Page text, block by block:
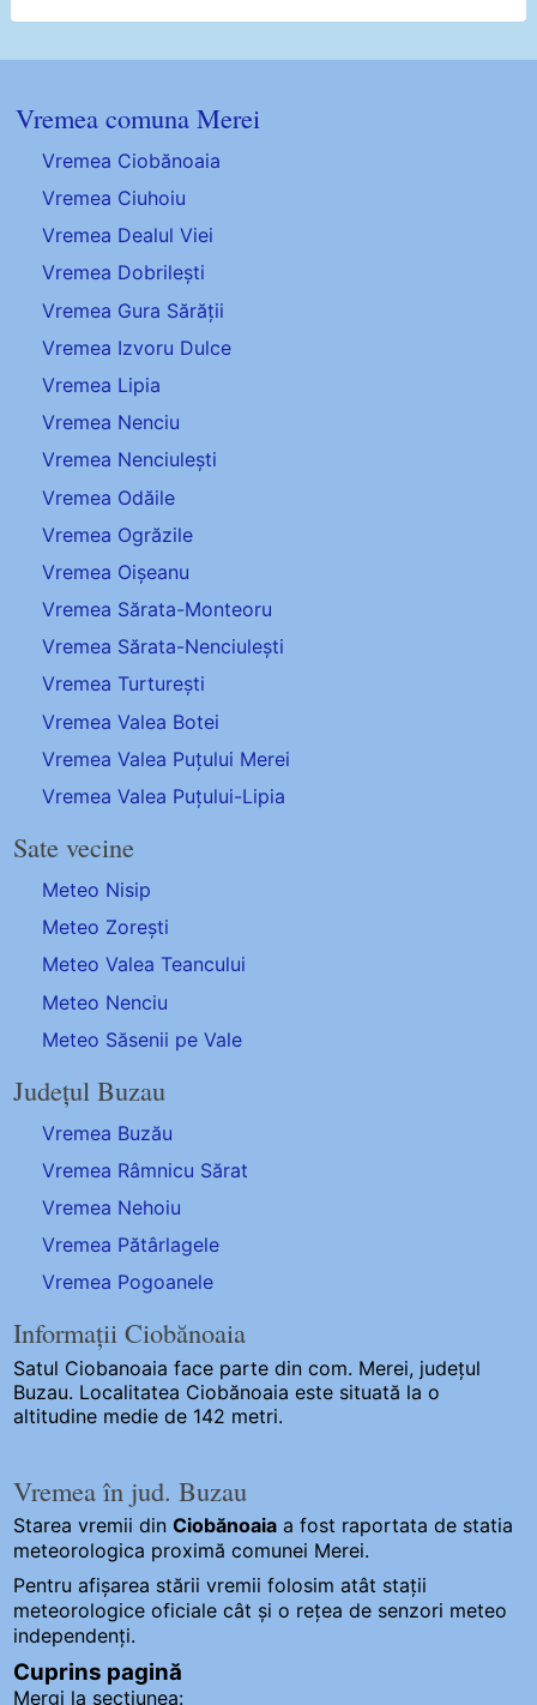
Vremea comuna Merei
Vremea Ciobănoaia
Vremea Ciuhoiu
Vremea Dealul Viei
Vremea Dobrilești
Vremea Gura Sărății
Vremea Izvoru Dulce
Vremea Lipia
Vremea Nenciu
Vremea Nenciulești
Vremea Odăile
Vremea Ogrăzile
Vremea Oișeanu
Vremea Sărata-Monteoru
Vremea Sărata-Nenciulești
Vremea Turturești
Vremea Valea Botei
Vremea Valea Puțului Merei
Vremea Valea Puțului-Lipia
Sate vecine
Meteo Nisip
Meteo Zorești
Meteo Valea Teancului
Meteo Nenciu
Meteo Săsenii pe Vale
Județul Buzau
Vremea Buzău
Vremea Râmnicu Sărat
Vremea Nehoiu
Vremea Pătârlagele
Vremea Pogoanele
Informații Ciobănoaia
Satul Ciobanoaia face parte din com. Merei, județul
Buzau. Localitatea Ciobănoaia este situată la o
altitudine medie de 142 metri.
Vremea în jud. Buzau
Starea vremii dinCiobănoaia a fost raportata de statia
meteorologica proximă comunei Merei.
Pentru afișarea stării vremii folosim atât stații
meteorologice oficiale cât și o rețea de senzori meteo
independenți.
Cuprins pagină
Mergi la secțiunea: